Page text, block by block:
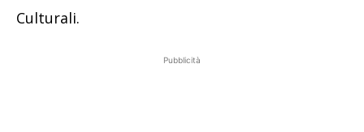
Culturali.
Pubblicità